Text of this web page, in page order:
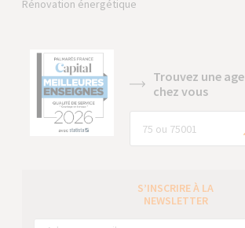
Rénovation énergétique
Trouvez une
chez vous
S’INSCRIRE À LA
NEWSLETTER